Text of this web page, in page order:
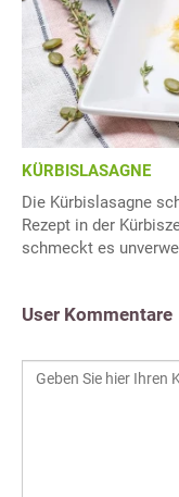
KÜRBISLASAGNE
Die Kürbislasagne
Rezept in der
schmeckt es
User Kommentare